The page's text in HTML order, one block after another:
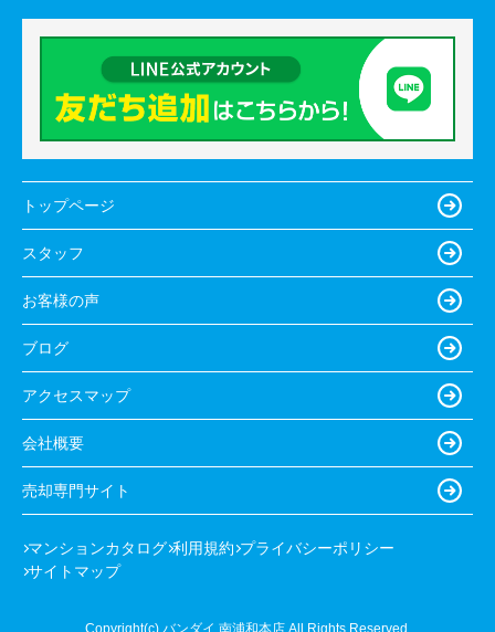
トップページ
スタッフ
お客様の声
ブログ
アクセスマップ
会社概要
売却専門サイト
マンションカタログ 利用規約 プライバシーポリシー
サイトマップ